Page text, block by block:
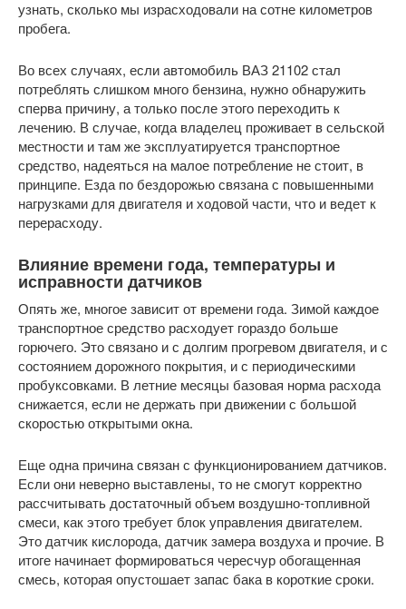
узнать, сколько мы израсходовали на сотне километров
пробега.
Во всех случаях, если автомобиль ВАЗ 21102 стал
потреблять слишком много бензина, нужно обнаружить
сперва причину, а только после этого переходить к
лечению. В случае, когда владелец проживает в сельской
местности и там же эксплуатируется транспортное
средство, надеяться на малое потребление не стоит, в
принципе. Езда по бездорожью связана с повышенными
нагрузками для двигателя и ходовой части, что и ведет к
перерасходу.
Влияние времени года, температуры и
исправности датчиков
Опять же, многое зависит от времени года. Зимой каждое
транспортное средство расходует гораздо больше
горючего. Это связано и с долгим прогревом двигателя, и с
состоянием дорожного покрытия, и с периодическими
пробуксовками. В летние месяцы базовая норма расхода
снижается, если не держать при движении с большой
скоростью открытыми окна.
Еще одна причина связан с функционированием датчиков.
Если они неверно выставлены, то не смогут корректно
рассчитывать достаточный объем воздушно-топливной
смеси, как этого требует блок управления двигателем.
Это датчик кислорода, датчик замера воздуха и прочие. В
итоге начинает формироваться чересчур обогащенная
смесь, которая опустошает запас бака в короткие сроки.